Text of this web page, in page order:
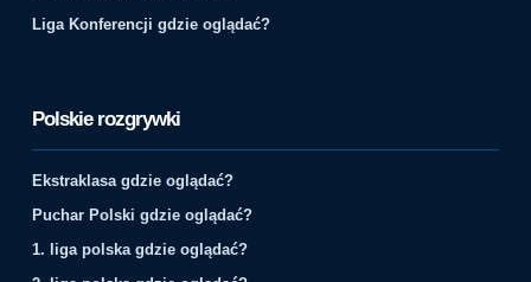
Liga Konferencji gdzie oglądać?
Polskie rozgrywki
Ekstraklasa gdzie oglądać?
Puchar Polski gdzie oglądać?
1. liga polska gdzie oglądać?